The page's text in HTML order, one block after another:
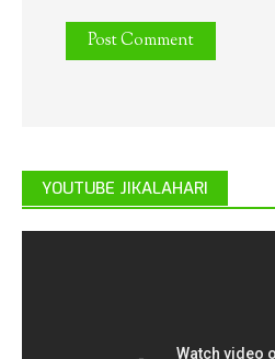
YOUTUBE JIKALAHARI